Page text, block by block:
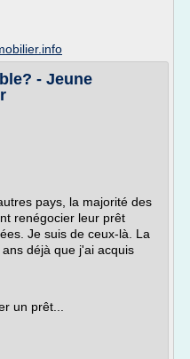
- Jeune
pays, la majorité des
renégocier leur prêt
Je suis de ceux-là. La
déjà que j'ai acquis
un prêt...